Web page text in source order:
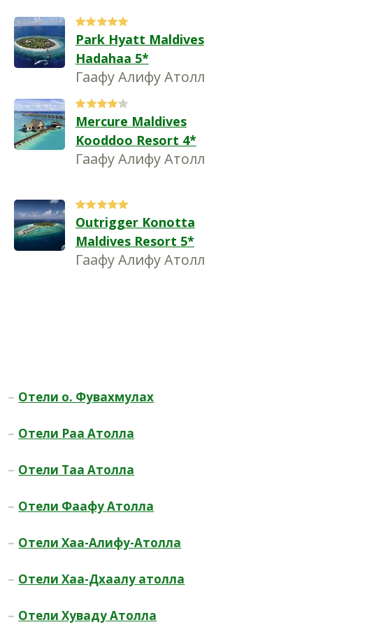
Park Hyatt Maldives
Hadahaa 5*
Гаафу Алифу Атолл
Mercure Maldives
Kooddoo Resort 4*
Гаафу Алифу Атолл
Outrigger Konotta
Maldives Resort 5*
Гаафу Алифу Атолл
– Отели о. Фувахмулах
– Отели Раа Атолла
– Отели Таа Атолла
– Отели Фаафу Атолла
– Отели Хаа-Алифу-Атолла
– Отели Хаа-Дхаалу атолла
– Отели Хуваду Атолла